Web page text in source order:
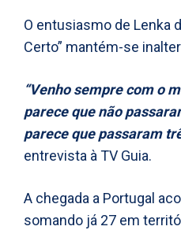
O entusiasmo de Lenka
Certo” mantém-se
“Venho sempre com o
parece que não
parece que passaram
entrevista à TV Guia.
A chegada a Portugal
somando já 27 em